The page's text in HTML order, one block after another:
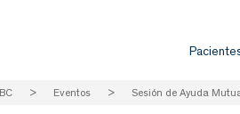
> Eventos > Sesión de Ayuda